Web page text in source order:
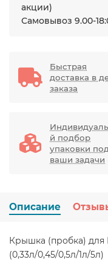
акции)
Самовывоз 9.00-
Быстрая
доставка в
заказа
й подбор
упаковки под
ваши задачи
Описание
Крышка (пробка) для
(0,33л/0,45/0,5л/1л/5л)